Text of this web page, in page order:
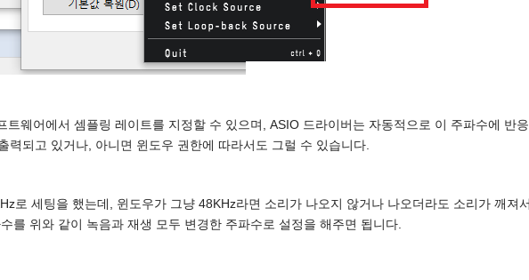
트웨어에서 셈플링 레이트를 지정할 수 있으며, ASIO 드라이버는 자동적으로 이 주파수에 반
력되고 있거나, 아니면 윈도우 권한에 따라서도 그럴 수 있습니다.
로 세팅을 했는데, 윈도우가 그냥 48KHz라면 소리가 나오지 않거나 나오더라도 소리가 깨져
를 위와 같이 녹음과 재생 모두 변경한 주파수로 설정을 해주면 됩니다.